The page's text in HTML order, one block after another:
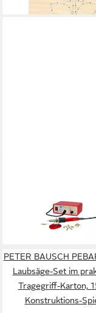
ab 101,21 €
lieferbar - in 3-4
PETER BAUSCH
Laubsäge-Set im
Tragegriff-Karton,
Konstruktions-